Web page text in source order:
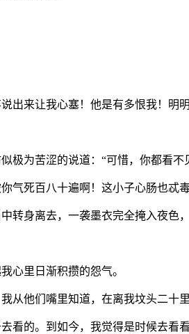
出来让我心塞！他是有多恨我！明
极为苦涩的说道：“可惜，你都看不
气死百八十遍啊！这小子心肠也忒毒
转身离去，一袭墨衣完全掩入夜色
心里日渐积攒的怨气。
从他们嘴里知道，在离我坟头二十
看的。到如今，我觉得是时候去